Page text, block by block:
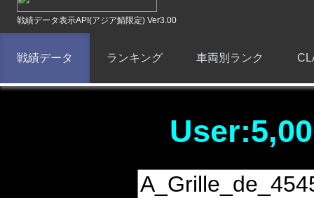
戦績データ表示API(アジア鯖限定) Ver3.00
戦績データ ランキング 車両別ランク